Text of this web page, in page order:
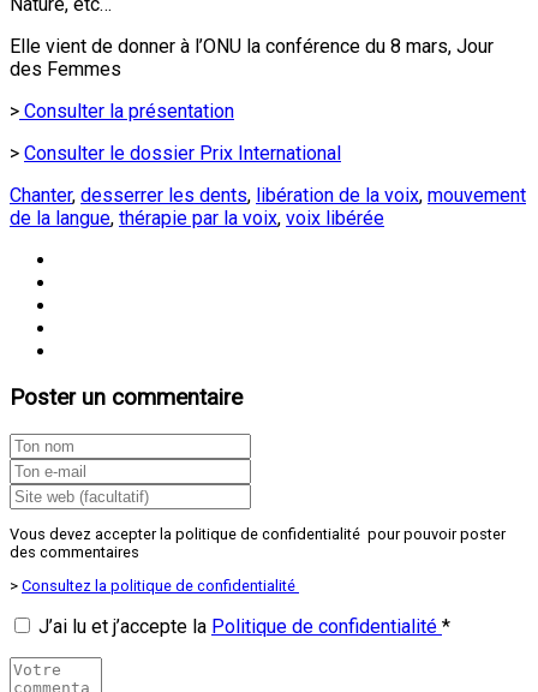
Elle vient de donner à l’ONU la conférence du 8 mars, Jour
des Femmes
> Consulter la présentation
> Consulter le dossier Prix International
Chanter, desserrer les dents, libération de la voix, mouvement
de la langue, thérapie par la voix, voix libérée
Poster un commentaire
Vous devez accepter la politique de confidentialité pour pouvoir poster
des commentaires
> Consultez la politique de confidentialité
J’ai lu et j’accepte la Politique de confidentialité *